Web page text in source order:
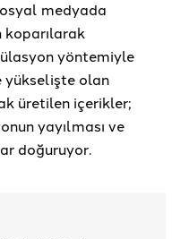
medyada
koparılarak
yöntemiyle
yükselişte olan
üretilen içerikler;
yayılması ve
doğuruyor.